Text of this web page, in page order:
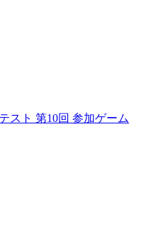
スト 第10回 参加ゲーム